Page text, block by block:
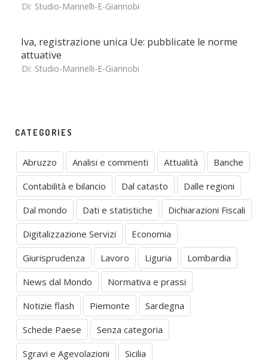
Di: Studio-Marinelli-E-Giannobi
Iva, registrazione unica Ue: pubblicate le norme
attuative
Di: Studio-Marinelli-E-Giannobi
CATEGORIES
Abruzzo Analisi e commenti Attualità
Banche
Contabilità e bilancio
Dal catasto
Dalle regioni
Dal mondo
Dati e statistiche
Dichiarazioni Fiscali
Digitalizzazione Servizi
Economia
Giurisprudenza
Lavoro Liguria
Lombardia
News dal Mondo
Normativa e prassi
Notizie flash
Piemonte
Sardegna
Schede Paese
Senza categoria
Sgravi e Agevolazioni
Sicilia